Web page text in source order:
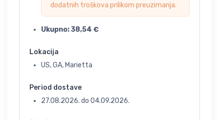
dodatnih troškova prilikom preuzimanja.
Ukupno:38,54 €
Lokacija
US, GA, Marietta
Period dostave
27.08.2026. do 04.09.2026.